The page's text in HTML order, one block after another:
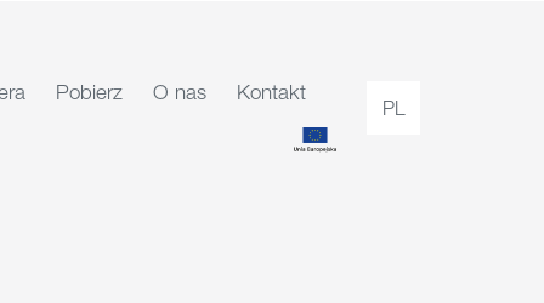
Pobierz O nas Kontakt
PL